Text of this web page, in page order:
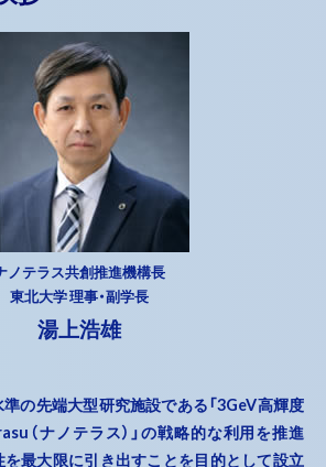
ノテラス共創推進機構長
東北大学 理事・副学長
湯上浩雄
準の先端大型研究施設である「3GeV高輝度
（ナノテラス）」の戦略的な利用を推進
を最大限に引き出すことを目的として設立